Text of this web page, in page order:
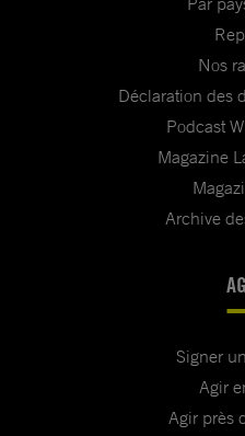
Nos
Déclaration des
Podcast
Magazine
Archive
Signer
Agir
Agir près